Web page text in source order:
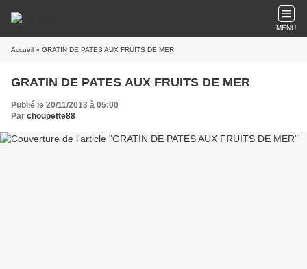
MENU
Accueil » GRATIN DE PATES AUX FRUITS DE MER
GRATIN DE PATES AUX FRUITS DE MER
Publié le 20/11/2013 à 05:00
Par choupette88